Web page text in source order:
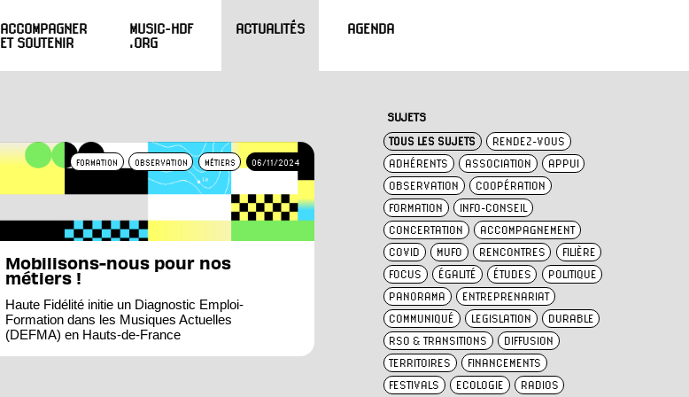
ACCOMPAGNER
ET SOUTENIR
MUSIC-HDF
.ORG
ACTUALITÉS AGENDA
FORMATION OBSERVATION MÉTIERS 06/11/2024
Mobilisons-nous pour nos
métiers !
Haute Fidélité initie un Diagnostic Emploi-
Formation dans les Musiques Actuelles
(DEFMA) en Hauts-de-France
SUJETS
TOUS LES SUJETS
RENDEZ-VOUS
ADHÉRENTS
ASSOCIATION
APPUI
OBSERVATION
COOPÉRATION
FORMATION
INFO-CONSEIL
CONCERTATION
ACCOMPAGNEMENT
COVID
MUFO RENCONTRES
FILIÈRE
FOCUS
ÉGALITÉ ÉTUDES
POLITIQUE
PANORAMA
ENTREPRENARIAT
COMMUNIQUÉ
LEGISLATION
DURABLE
RSO & TRANSITIONS
DIFFUSION
TERRITOIRES
FINANCEMENTS
FESTIVALS
ECOLOGIE
RADIOS